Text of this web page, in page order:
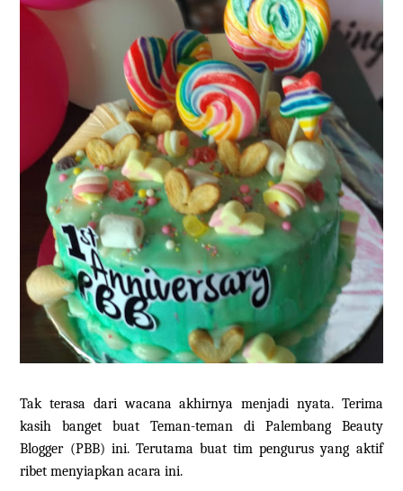
Tak terasa dari wacana akhirnya menjadi nyata. Terima
kasih banget buat Teman-teman di Palembang Beauty
Blogger (PBB) ini. Terutama buat tim pengurus yang aktif
ribet menyiapkan acara ini.